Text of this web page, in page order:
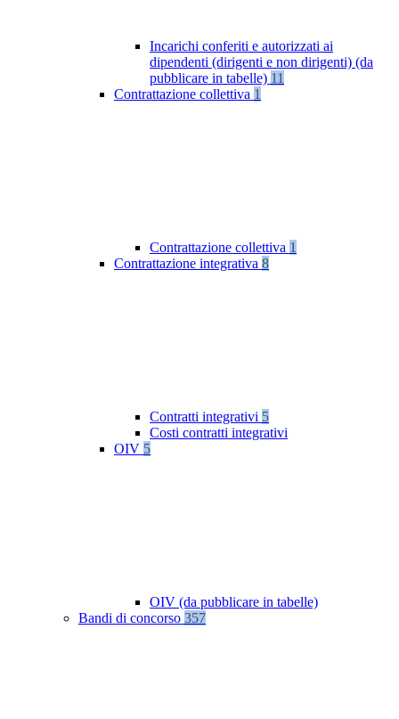
Incarichi conferiti e autorizzati ai
dipendenti (dirigenti e non dirigenti) (da
pubblicare in tabelle) 11
Contrattazione collettiva 1
Contrattazione collettiva 1
Contrattazione integrativa 8
Contratti integrativi 5
Costi contratti integrativi
OIV 5
OIV (da pubblicare in tabelle)
Bandi di concorso 357